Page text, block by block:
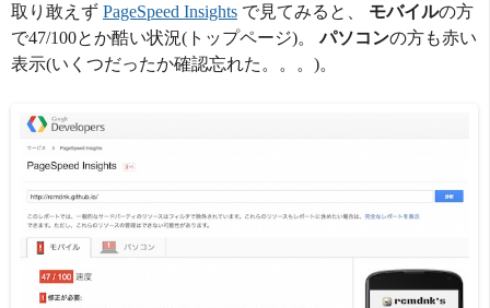
取り敢えず PageSpeed Insights で見てみると、 モバイルの方
で47/100とか酷い状況(トップページ)。パソコンの方も赤い
表示(いくつだったか確認忘れた。。。)。